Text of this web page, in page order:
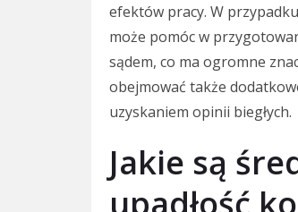
efektów pracy. W
może pomóc w
sądem, co ma ogromne
obejmować także
uzyskaniem opinii biegłych.
Jakie są